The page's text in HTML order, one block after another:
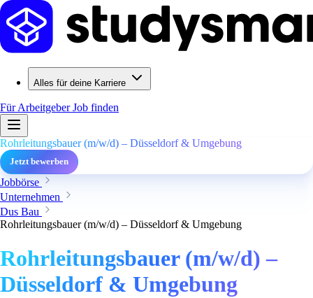
Alles für deine Karriere
Für ArbeitgeberJob finden
Rohrleitungsbauer (m/w/d) – Düsseldorf & Umgebung
Jetzt bewerben
Jobbörse
Unternehmen
Dus Bau
Rohrleitungsbauer (m/w/d) – Düsseldorf & Umgebung
Rohrleitungsbauer (m/w/d) –
Düsseldorf & Umgebung